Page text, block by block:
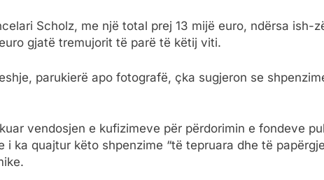
Scholz, me një total prej 13 mijë euro, ndërsa ish-
gjatë tremujorit të parë të këtij viti.
parukierë apo fotografë, çka sugjeron se
vendosjen e kufizimeve për përdorimin e fondeve
ka quajtur këto shpenzime “të tepruara dhe të